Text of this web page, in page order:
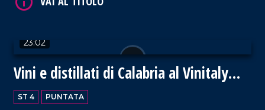
23:02
Vini e distillati di Calabria al Vinitaly
2024
ST 4 PUNTATA
VAI AL TITOLO